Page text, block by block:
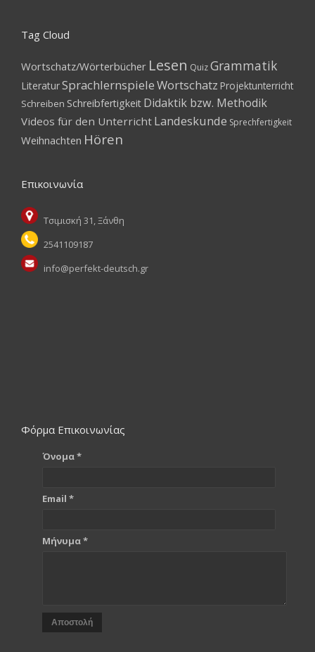
Tag Cloud
Wortschatz/Wörterbücher Lesen QuizGrammatik
LiteraturSprachlernspieleWortschatz Projektunterricht
Schreiben Schreibfertigkeit Didaktik bzw. Methodik
Videos für den Unterricht Landeskunde Sprechfertigkeit
Weihnachten Hören
Επικοινωνία
Τσιμισκή 31, Ξάνθη
2541109187
info@perfekt-deutsch.gr
Φόρμα Επικοινωνίας
Όνομα *
Email *
Μήνυμα *
Αποστολή